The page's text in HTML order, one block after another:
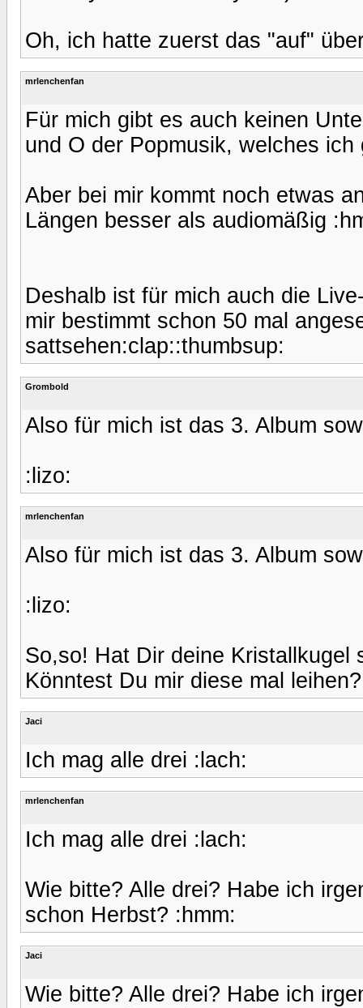
Oh, ich hatte zuerst das "auf"
mrlenchenfan
Für mich gibt es auch keinen
und O der Popmusik, welches ich
Aber bei mir kommt noch etwas
Längen besser als audiomäßig
Deshalb ist für mich auch die
mir bestimmt schon 50 mal
sattsehen:clap::thumbsup:
Grombold
Also für mich ist das 3. Album
:lizo:
mrlenchenfan
Also für mich ist das 3. Album
:lizo:
So,so! Hat Dir deine Kristallkugel
Könntest Du mir diese mal
Jaci
Ich mag alle drei :lach:
mrlenchenfan
Ich mag alle drei :lach:
Wie bitte? Alle drei? Habe ich
schon Herbst? :hmm:
Jaci
Wie bitte? Alle drei? Habe ich